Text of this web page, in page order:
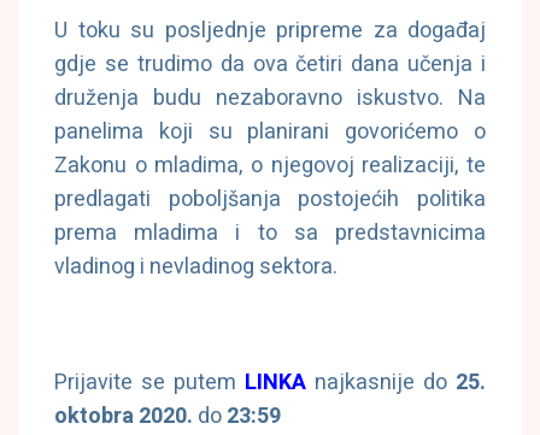
U toku su posljednje pripreme za događaj
gdje se trudimo da ova četiri dana učenja i
druženja budu nezaboravno iskustvo. Na
panelima koji su planirani govorićemo o
Zakonu o mladima, o njegovoj realizaciji, te
predlagati poboljšanja postojećih politika
prema mladima i to sa predstavnicima
vladinog i nevladinog sektora.
Prijavite se putem LINKA najkasnije do 25.
oktobra 2020. do23:59